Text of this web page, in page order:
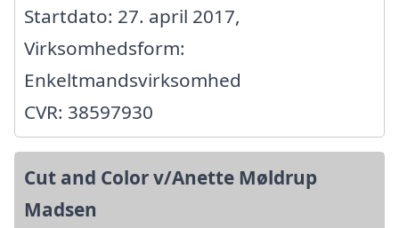
Startdato: 27. april 2017,
Virksomhedsform:
Enkeltmandsvirksomhed
CVR: 38597930
Cut and Color v/Anette Møldrup
Madsen